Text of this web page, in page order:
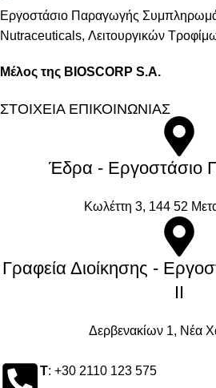
Εργοστάσιο Παραγωγής
Νutraceuticals, Λειτουργικών
Μέλος της BIOSCORP S.A.
ΣΤΟΙΧΕΙΑ ΕΠΙΚΟΙΝΩΝΙΑΣ
Έδρα - Εργοστάσιο
Kωλέττη 3, 144 52
Γραφεία Διοίκησης -
ΙΙ
Δερβενακίων 1, Νέα
Τ: +30 2110 123 575